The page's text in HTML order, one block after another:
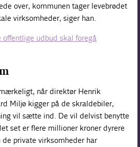
over, kommunen tager levebrødet
virksomheder, siger han.
offentlige udbud skal foregå
når direktør Henrik
Miljø kigger på de skraldebiler,
vil sætte ind. De vil delvist benytte
set er flere millioner kroner dyrere
private virksomheder har